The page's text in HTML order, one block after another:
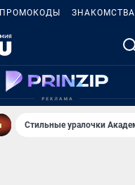
ПРОМОКОДЫ ЗНАКОМСТВА
Стильные уралочки